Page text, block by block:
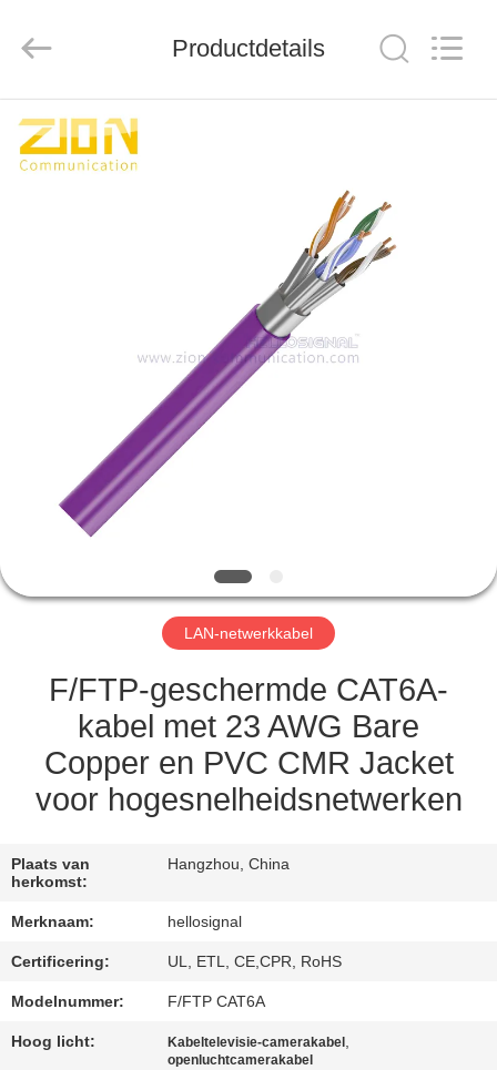
HUIS
FABRIEKSREIS
KWALITEITSCONTROLE
CONTACTEER
VERZOEK
CITAAT
SITEMAP
PRIVACY
POLICY
Productdetails
LAN-netwerkkabel
F/FTP-geschermde CAT6A-
kabel met 23 AWG Bare
Copper en PVC CMR Jacket
voor hogesnelheidsnetwerken
Plaats van
herkomst:
Hangzhou, China
Merknaam: hellosignal
Certificering: UL, ETL, CE,CPR, RoHS
Modelnummer: F/FTP CAT6A
Hoog licht: Kabeltelevisie-camerakabel ,
openluchtcamerakabel